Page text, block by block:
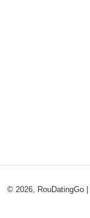
© 2026, RouDatingGo |